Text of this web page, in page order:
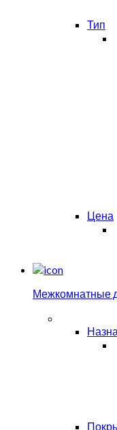
Тип
Цена
Межкомнатные